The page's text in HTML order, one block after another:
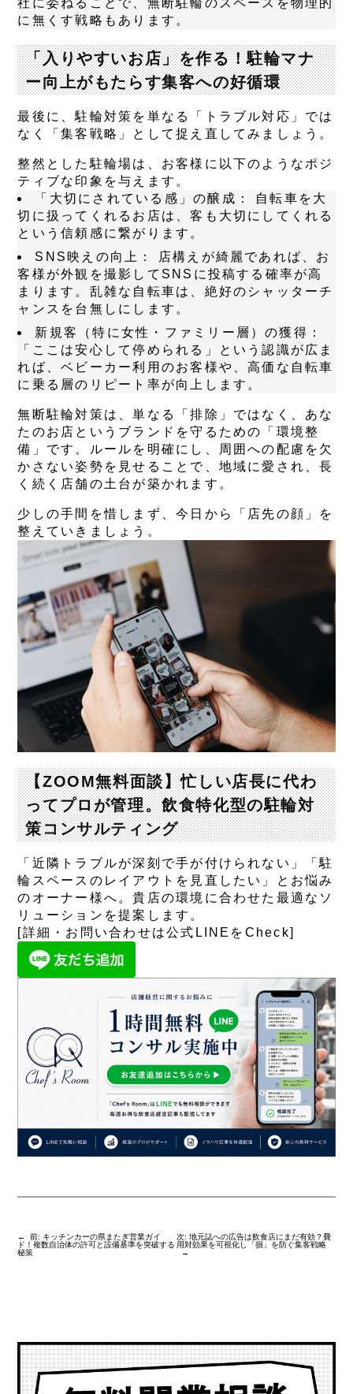
社に委ねることで、無断駐輪のスペースを物理的
に無くす戦略もあります。
「入りやすいお店」を作る！駐輪マナ
ー向上がもたらす集客への好循環
最後に、駐輪対策を単なる「トラブル対応」では
なく「集客戦略」として捉え直してみましょう。
整然とした駐輪場は、お客様に以下のようなポジ
ティブな印象を与えます。
「大切にされている感」の醸成：
自転車を大
切に扱ってくれるお店は、客も大切にしてくれる
という信頼感に繋がります。
SNS映えの向上：
店構えが綺麗であれば、お
客様が外観を撮影してSNSに投稿する確率が高
まります。乱雑な自転車は、絶好のシャッターチ
ャンスを台無しにします。
新規客（特に女性・ファミリー層）の獲得：
「ここは安心して停められる」という認識が広ま
れば、ベビーカー利用のお客様や、高価な自転車
に乗る層のリピート率が向上します。
無断駐輪対策は、単なる「排除」ではなく、あな
たのお店というブランドを守るための「環境整
備」です。ルールを明確にし、周囲への配慮を欠
かさない姿勢を見せることで、地域に愛され、長
く続く店舗の土台が築かれます。
少しの手間を惜しまず、今日から「店先の顔」を
整えていきましょう。
【ZOOM無料面談】忙しい店長に代わ
ってプロが管理。飲食特化型の駐輪対
策コンサルティング
「近隣トラブルが深刻で手が付けられない」「駐
輪スペースのレイアウトを見直したい」とお悩み
のオーナー様へ。貴店の環境に合わせた最適なソ
リューションを提案します。
[詳細・お問い合わせは公式LINEをCheck]
← 前: キッチンカーの県またぎ営業ガイ
ド！複数自治体の許可と設備基準を突破する
秘策
次: 地元誌への広告は飲食店にまだ有効？費
用対効果を可視化し「損」を防ぐ集客戦略
→